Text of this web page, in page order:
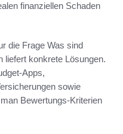
finanziellen Schaden
die Frage Was sind
liefert konkrete Lösungen.
Apps,
sowie
Bewertungs-Kriterien